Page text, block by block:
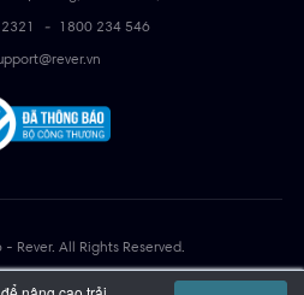
- 1800 234 546
Rever. All Rights Reserved.